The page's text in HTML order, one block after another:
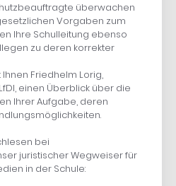
überwachen
Vorgaben zum
Ihre Schulleitung ebenso
zu deren korrekter
Friedhelm Lorig,
einen Überblick über die
Ihrer Aufgabe, deren
bei
juristischer Wegweiser für
in der Schule: